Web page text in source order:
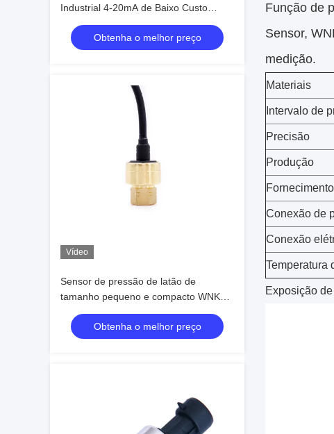
Industrial 4-20mA de Baixo Custo
Transdutor de Pressão Hidráulica
Obtenha o melhor preço
Vídeo
Sensor de pressão de latão de
tamanho pequeno e compacto WNK
para sistema HVAC de ar condicionado
Obtenha o melhor preço
Função de
Sensor,
medição.
Materiais
Intervalo de
Precisão
Produção
Conexão de
Conexão
Temperatura
Exposição